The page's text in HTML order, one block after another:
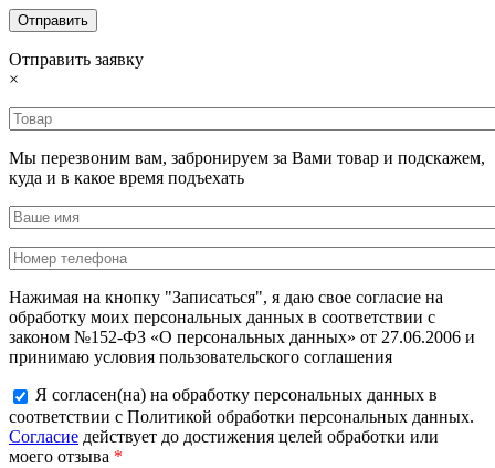
Отправить заявку
×
Мы перезвоним вам, забронируем за Вами товар и подскажем,
куда и в какое время подъехать
Нажимая на кнопку "Записаться", я даю свое согласие на
обработку моих персональных данных в соответствии с
законом №152-ФЗ «О персональных данных» от 27.06.2006 и
принимаю условия пользовательского соглашения
Я согласен(на) на обработку персональных данных в
соответствии с Политикой обработки персональных данных.
Согласие действует до достижения целей обработки или
моего отзыва *